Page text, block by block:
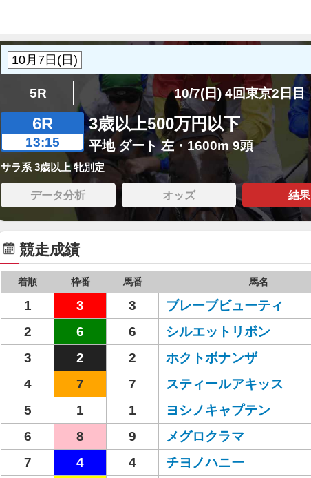
5R 10/7(日) 4回東京2日目
6R
13:15
3歳以上500万円以下
平地 ダート 左・1600m 9頭
サラ系 3歳以上 牝別定
データ分析 オッズ 結果
競走成績
着順 枠番 馬番 馬名
1 3 3 ブレーブビューティ
2
6 6 シルエットリボン
3
2 2 ホクトボナンザ
4
7 7 スティールアキッス
5
1 1 ヨシノキャプテン
6
8 9 メグロクラマ
7
4 4 チヨノハニー